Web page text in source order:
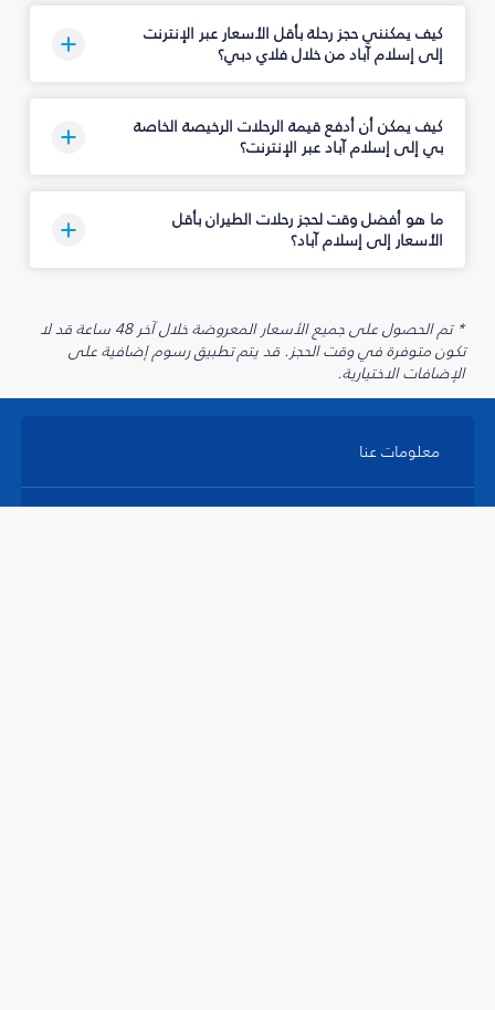
كيف يمكنني حجز رحلة بأقل الأسعار عبر الإنترنت
إلى إسلام آباد من خلال فلاي دبي؟
كيف يمكن أن أدفع قيمة الرحلات الرخيصة الخاصة
بي إلى إسلام آباد عبر الإنترنت؟
ما هو أفضل وقت لحجز رحلات الطيران بأقل
الأسعار إلى إسلام آباد؟
* تم الحصول على جميع الأسعار المعروضة خلال آخر 48 ساعة قد لا
تكون متوفرة في وقت الحجز. قد يتم تطبيق رسوم إضافية على
الإضافات الاختيارية.
معلومات عنا